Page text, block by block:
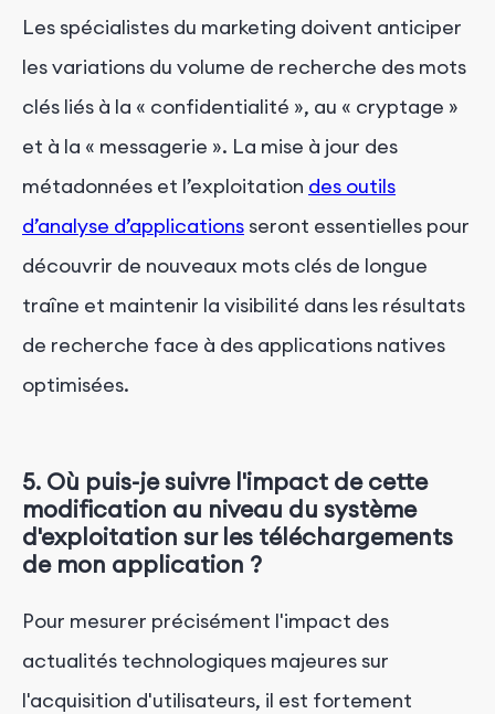
Les spécialistes du marketing doivent anticiper
les variations du volume de recherche des mots
clés liés à la « confidentialité », au « cryptage »
et à la « messagerie ». La mise à jour des
métadonnées et l’exploitation des outils
d’analyse d’applicationsseront essentielles pour
découvrir de nouveaux mots clés de longue
traîne et maintenir la visibilité dans les résultats
de recherche face à des applications natives
optimisées.
5. Où puis-je suivre l'impact de cette
modification au niveau du système
d'exploitation sur les téléchargements
de mon application ?
Pour mesurer précisément l'impact des
actualités technologiques majeures sur
l'acquisition d'utilisateurs, il est fortement